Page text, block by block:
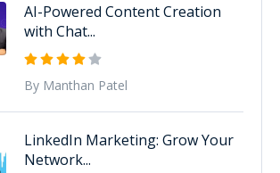
AI-Powered Content Creation
with Chat...
By Manthan Patel
LinkedIn Marketing: Grow Your
Network...